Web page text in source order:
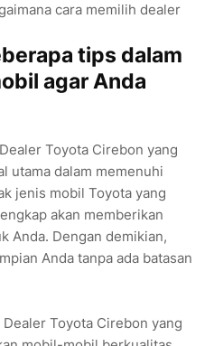
cara memilih dealer
tips dalam
agar Anda
Toyota Cirebon yang
utama dalam memenuhi
jenis mobil Toyota yang
akan memberikan
Anda. Dengan demikian,
Anda tanpa ada batasan
Toyota Cirebon yang